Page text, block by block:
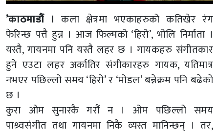
’काठमाडौं । कला क्षेत्रमा भएकाहरुको कतिखेर रंग
फेरिन्छ पत्तै हुन्न । आज फिल्मको ‘हिरो’, भोलि निर्माता ।
यस्तै, गायनमा पनि यस्तै लहर छ । गायकहरु संगीतकार
हुने एउटा लहर अर्कातिर संगीकारहरु गायक, यतिमात्र
नभएर पछिल्लो समय ‘हिरो’ र ‘मोडल’ बन्नेक्रम पनि बढेको
छ ।
कुरा ओम सुनारकै गरौं न । ओम पछिल्लो समय
पाश्र्वसंगीत तथा गायनमा निकै व्यस्त मानिन्छन् । तर,